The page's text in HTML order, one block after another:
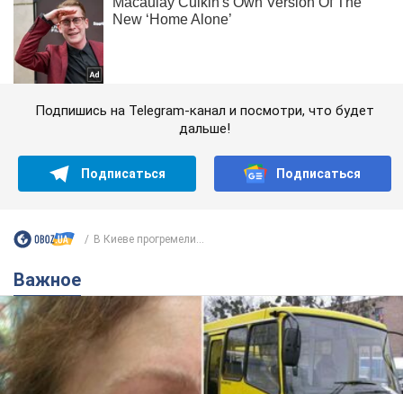
Подпишись на Telegram-канал и посмотри, что будет
дальше!
Подписаться Подписаться
В Киеве прогремели...
Важное